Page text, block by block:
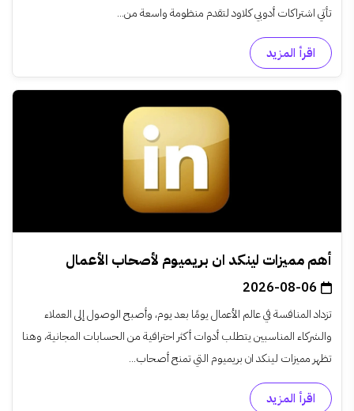
تأتي اشتراكات أدوبي كلاود لتقدم منظومة واسعة من...
اقرأ المزيد
أهم مميزات لينكد ان بريميوم لأصحاب الأعمال
2026-08-06
تزداد المنافسة في عالم الأعمال يومًا بعد يوم، وأصبح الوصول إلى العملاء
والشركاء المناسبين يتطلب أدوات أكثر احترافية من الحسابات المجانية، وهنا
تظهر مميزات لينكد ان بريميوم التي تمنح أصحاب...
اقرأ المزيد